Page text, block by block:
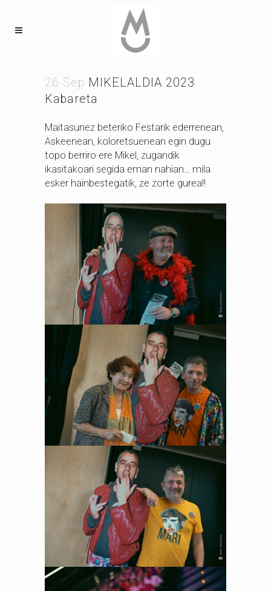
26 Sep MIKELALDIA 2023
Kabareta
Maitasunez beteriko Festarik ederrenean,
Askeenean, koloretsuenean egin dugu
topo berriro ere Mikel, zugandik
ikasitakoari segida eman nahian… mila
esker hainbestegatik, ze zorte gurea!!